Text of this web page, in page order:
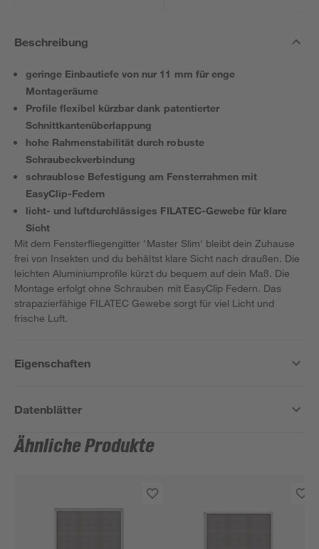
Beschreibung
geringe Einbautiefe von nur 11 mm für enge
Montageräume
Profile flexibel kürzbar dank patentierter
Schnittkantenüberlappung
hohe Rahmenstabilität durch robuste
Schraubeckverbindung
schraublose Befestigung am Fensterrahmen mit
EasyClip-Federn
licht- und luftdurchlässiges FILATEC-Gewebe für klare
Sicht
Mit dem Fensterfliegengitter 'Master Slim' bleibt dein Zuhause
frei von Insekten und du behältst klare Sicht nach draußen. Die
leichten Aluminiumprofile kürzt du bequem auf dein Maß. Die
Montage erfolgt ohne Schrauben mit EasyClip Federn. Das
strapazierfähige FILATEC Gewebe sorgt für viel Licht und
frische Luft.
Eigenschaften
Datenblätter
Ähnliche Produkte